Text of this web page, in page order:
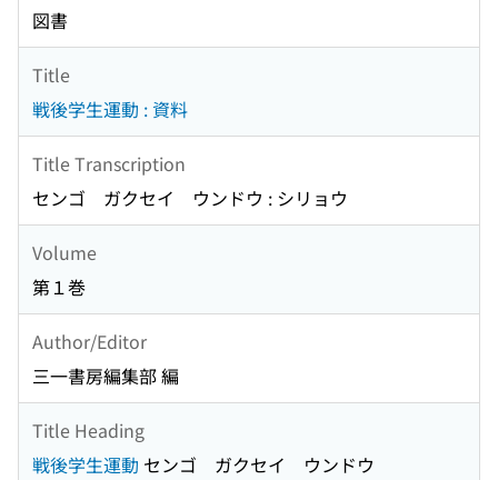
図書
Title
戦後学生運動 : 資料
Title Transcription
センゴ ガクセイ ウンドウ : シリョウ
Volume
第１巻
Author/Editor
三一書房編集部 編
Title Heading
戦後学生運動 センゴ ガクセイ ウンドウ